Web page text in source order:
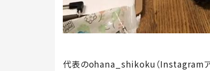
代表のohana_shikoku（Instagramア